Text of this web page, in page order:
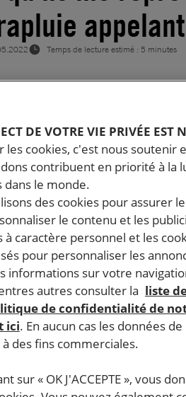
Temps de lecture estimé : 5 minutes
sociale dans un centre à
adolescents, militante
et membre du Collectif des
classement sans suite.
manifestait pacifiquement
privée de liberté, pour
vécu sa garde à vue ? Voici son
DE VOTRE VIE PRIVÉE EST
les cookies, c'est nous soutenir
contribuent en priorité à la
dans le monde.
des cookies pour assurer
le contenu et les
à caractère personnel et les
pour personnaliser les
informations sur votre
autres consulter la liste
de confidentialité de
ici. En aucun cas les données
des fins commerciales.
sur « OK J'ACCEPTE », vous